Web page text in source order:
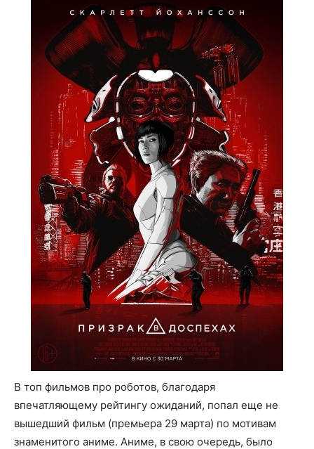
В топ фильмов про роботов, благодаря
впечатляющему рейтингу ожиданий, попал еще не
вышедший фильм (премьера 29 марта) по мотивам
знаменитого аниме. Аниме, в свою очередь, было